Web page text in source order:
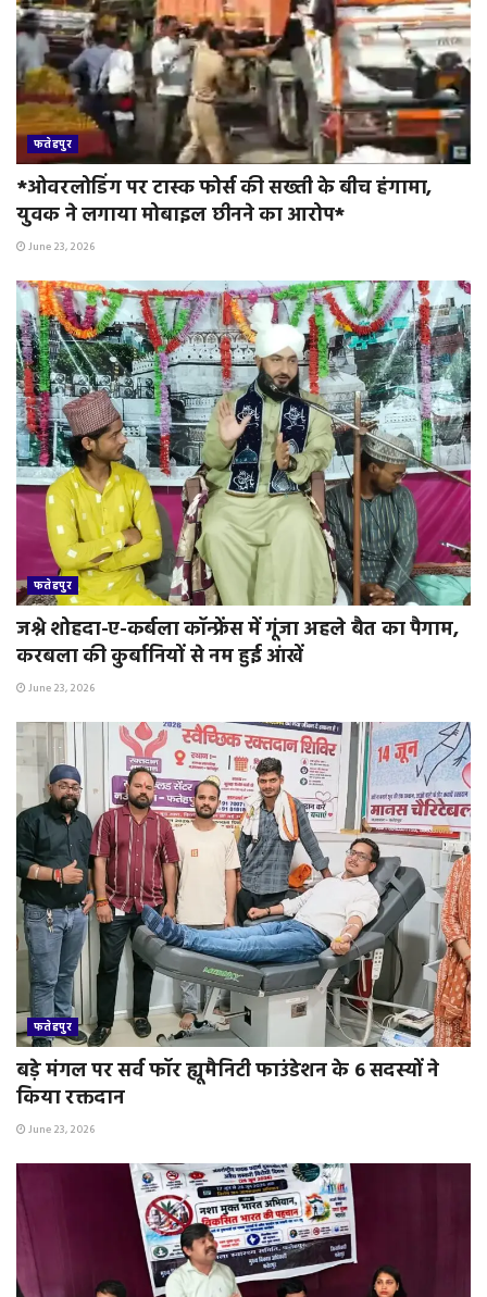
फतेहपुर
*ओवरलोडिंग पर टास्क फोर्स की सख्ती के बीच हंगामा,
युवक ने लगाया मोबाइल छीनने का आरोप*
June 23, 2026
फतेहपुर
जश्ने शोहदा-ए-कर्बला कॉन्फ्रेंस में गूंजा अहले बैत का पैगाम,
करबला की कुर्बानियों से नम हुई आंखें
June 23, 2026
फतेहपुर
बड़े मंगल पर सर्व फॉर ह्यूमैनिटी फाउंडेशन के 6 सदस्यों ने
किया रक्तदान
June 23, 2026